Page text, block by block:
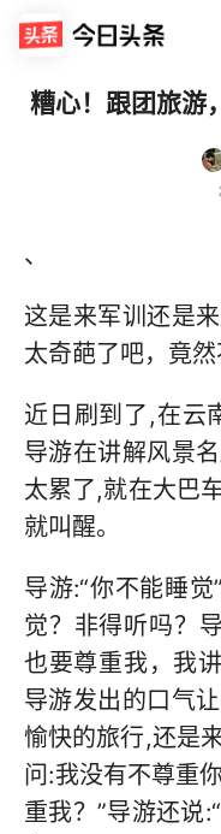
糟心！跟团旅游
、
这是来军训还是
太奇葩了吧，竟然
近日刷到了,在云
导游在讲解风景
太累了,就在大巴
就叫醒。
导游:“你不能睡
觉？非得听吗？
也要尊重我，我
导游发出的口气
愉快的旅行,还是
问:我没有不尊重
重我？”导游还说